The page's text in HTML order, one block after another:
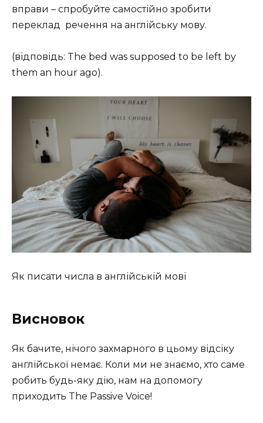
вправи – спробуйте самостійно зробити
переклад речення на англійську мову.
(відповідь: The bed was supposed to be left by
them an hour ago).
Як писати числа в англійській мові
Висновок
Як бачите, нічого захмарного в цьому відсіку
англійської немає. Коли ми не знаємо, хто саме
робить будь-яку дію, нам на допомогу
приходить The Passive Voice!